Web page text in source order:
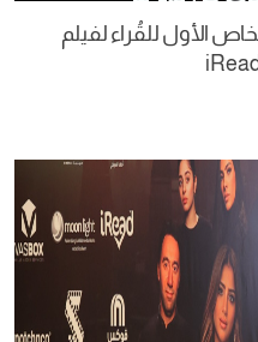
الأول للقُراء لفيلم